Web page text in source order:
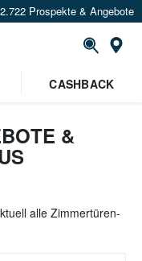
Prospekte & Angebote
CASHBACK
&
alle Zimmertüren-